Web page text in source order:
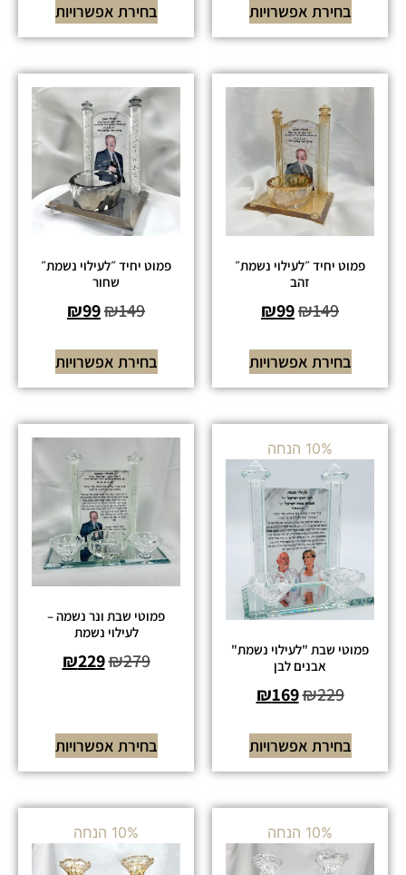
בחירת אפשרויות בחירת אפשרויות
פמוט יחיד ״לעילוי נשמת״
זהב
₪149
₪99
בחירת אפשרויות
פמוט יחיד ״לעילוי נשמת״
שחור
₪149
₪99
בחירת אפשרויות
10% הנחה
פמוטי שבת "לעילוי נשמת"
אבנים לבן
₪229
₪169
בחירת אפשרויות
פמוטי שבת ונר נשמה –
לעילוי נשמת
₪279
₪229
בחירת אפשרויות
10% הנחה 10% הנחה